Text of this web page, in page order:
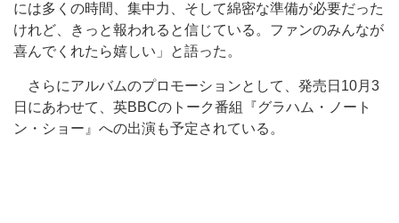
には多くの時間、集中力、そして綿密な準備が必要だった
けれど、きっと報われると信じている。ファンのみんなが
喜んでくれたら嬉しい」と語った。
さらにアルバムのプロモーションとして、発売日10月3
日にあわせて、英BBCのトーク番組『グラハム・ノート
ン・ショー』への出演も予定されている。